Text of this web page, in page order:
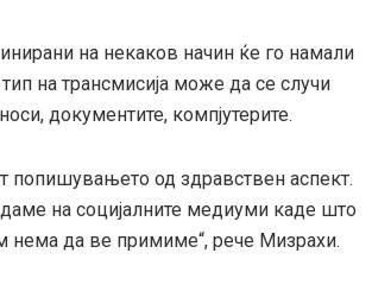
на некаков начин ќе го намали
на трансмисија може да се случи
документите, компјутерите.
попишувањето од здравствен аспект.
на социјалните медиуми каде што
нема да ве примиме“, рече Мизрахи.